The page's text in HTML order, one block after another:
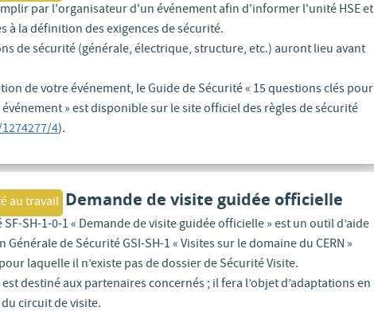
par l'organisateur d'un événement afin d'informer l'unité HSE et
à la définition des exigences de sécurité.
de sécurité (générale, électrique, structure, etc.) auront lieu avant
de votre événement, le Guide de Sécurité « 15 questions clés pour
» est disponible sur le site officiel des règles de sécurité
4).
au travail Demande de visite guidée officielle
SH-1-0-1 « Demande de visite guidée officielle » est un outil d’aide
de Sécurité GSI-SH-1 « Visites sur le domaine du CERN »
laquelle il n’existe pas de dossier de Sécurité Visite.
destiné aux partenaires concernés ; il fera l’objet d’adaptations en
circuit de visite.